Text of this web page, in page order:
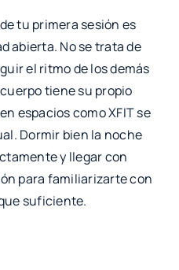
tu primera sesión es
abierta. No se trata de
el ritmo de los demás
tiene su propio
espacios como XFIT se
Dormir bien la noche
y llegar con
para familiarizarte con
suficiente.